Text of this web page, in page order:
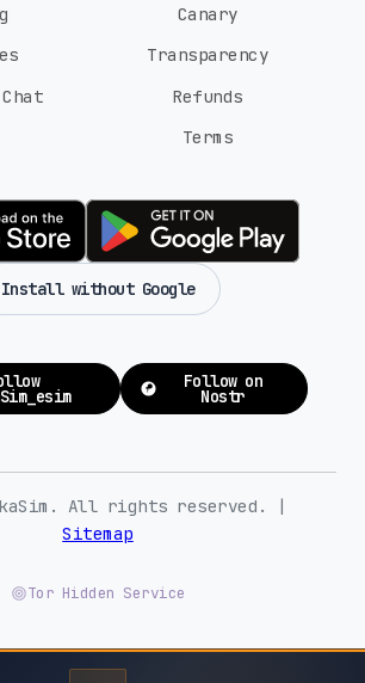
Canary
Transparency
Refunds
Terms
Install without Google
Follow on
Nostr
All rights reserved. |
Sitemap
Tor Hidden Service